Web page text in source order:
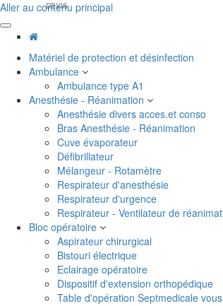
Aller au contenu principal
Matériel de protection et désinfection
Ambulance
Ambulance type A1
Anesthésie - Réanimation
Anesthésie divers acces.et conso
Bras Anesthésie - Réanimation
Cuve évaporateur
Défibrillateur
Mélangeur - Rotamètre
Respirateur d'anesthésie
Respirateur d'urgence
Respirateur - Ventilateur de
Bloc opératoire
Aspirateur chirurgical
Bistouri électrique
Eclairage opératoire
Dispositif d'extension orthopédique
Table d'opération Septmedicale
DEVIS